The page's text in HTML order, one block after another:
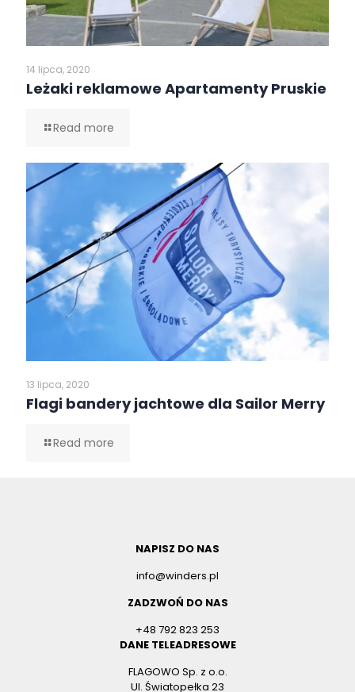
14 lipca, 2020
Leżaki reklamowe Apartamenty Pruskie
Read more
13 lipca, 2020
Flagi bandery jachtowe dla Sailor Merry
Read more
NAPISZ DO NAS
info@winders.pl
ZADZWOŃ DO NAS
+48 792 823 253
DANE TELEADRESOWE
FLAGOWO Sp. z o.o.
Ul. Światopełka 23